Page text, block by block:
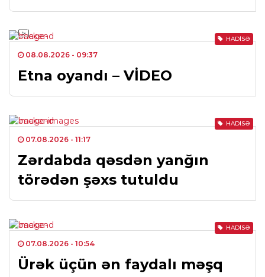
HADISƏ
08.08.2026 - 09:37
Etna oyandı – VİDEO
HADISƏ
07.08.2026 - 11:17
Zərdabda qəsdən yanğın
törədən şəxs tutuldu
HADISƏ
07.08.2026 - 10:54
Ürək üçün ən faydalı məşq